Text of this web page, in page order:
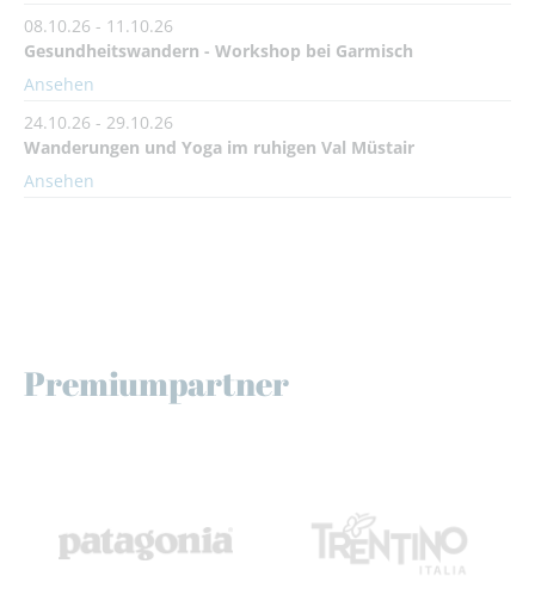
08.10.26 - 11.10.26
Gesundheitswandern - Workshop bei Garmisch
Ansehen
24.10.26 - 29.10.26
Wanderungen und Yoga im ruhigen Val Müstair
Ansehen
Premiumpartner